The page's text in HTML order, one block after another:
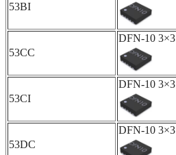
53BI
53CC
DFN-10 3×3
53CI
DFN-10 3×3
53DC
DFN-10 3×3